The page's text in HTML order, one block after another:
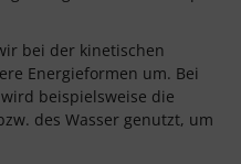
bei der kinetischen
Energieformen um. Bei
wird beispielsweise die
des Wasser genutzt, um